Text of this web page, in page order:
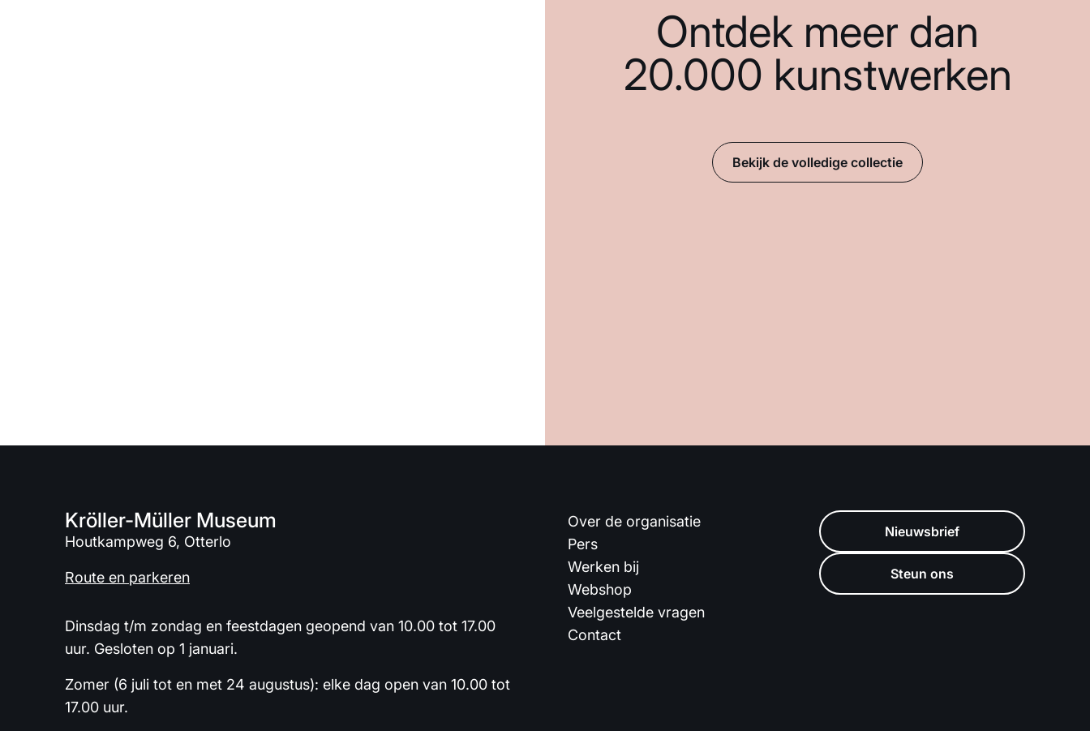
Ontdek meer dan
20.000 kunstwerken
Bekijk de volledige collectie
Kröller-Müller Museum
Houtkampweg 6, Otterlo
Route en parkeren
Dinsdag t/m zondag en feestdagen geopend van 10.00 tot 17.00
uur. Gesloten op 1 januari.
Zomer (6 juli tot en met 24 augustus): elke dag open van 10.00 tot
17.00 uur.
Over de organisatie
Pers
Werken bij
Webshop
Veelgestelde vragen
Contact
Nieuwsbrief
Steun ons